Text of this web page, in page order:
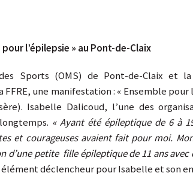
l’épilepsie » au Pont-de-Claix
des Sports (OMS) de Pont-de-Claix et
une manifestation : « Ensemble pour
Isabelle Dalicoud, l’une des
« Ayant été épileptique de 6 à
et courageuses avaient fait pour moi.
d’une petite fille épileptique de 11 ans
déclencheur pour Isabelle et son